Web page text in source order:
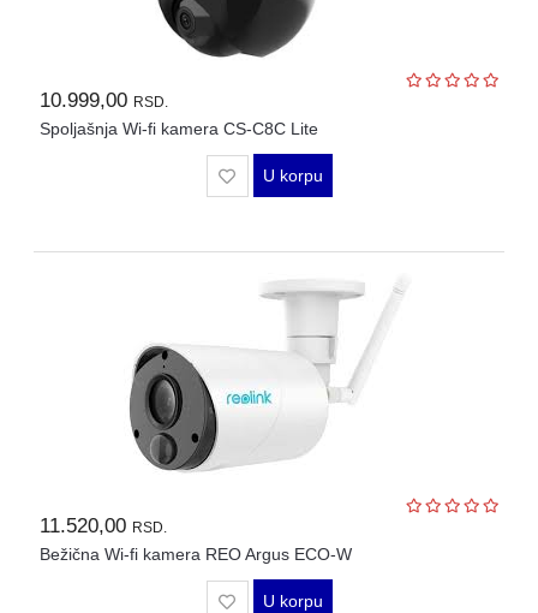
10.999,00 RSD.
Spoljašnja Wi-fi kamera CS-C8C Lite
U korpu
11.520,00 RSD.
Bežična Wi-fi kamera REO Argus ECO-W
U korpu